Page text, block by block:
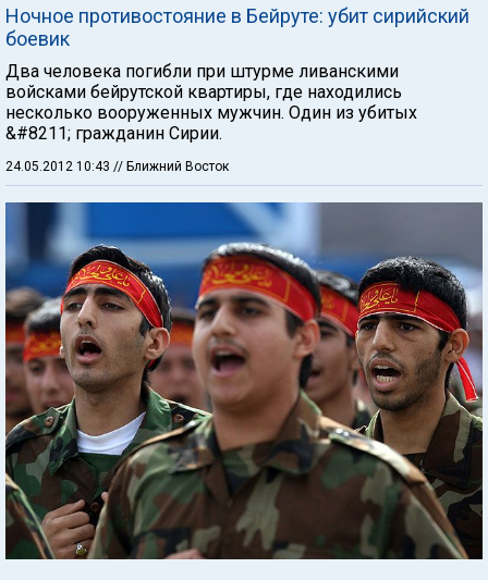
Ночное противостояние в Бейруте: убит сирийский
боевик
Два человека погибли при штурме ливанскими
войсками бейрутской квартиры, где находились
несколько вооруженных мужчин. Один из убитых
&#8211; гражданин Сирии.
24.05.2012 10:43 // Ближний Восток